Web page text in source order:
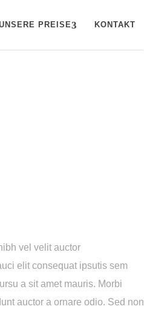
PREISE KONTAKT
vel velit auctor
elit consequat ipsutis sem
a sit amet mauris. Morbi
auctor a ornare odio. Sed non